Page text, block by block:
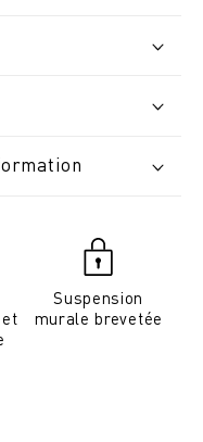
Suspension
murale brevetée